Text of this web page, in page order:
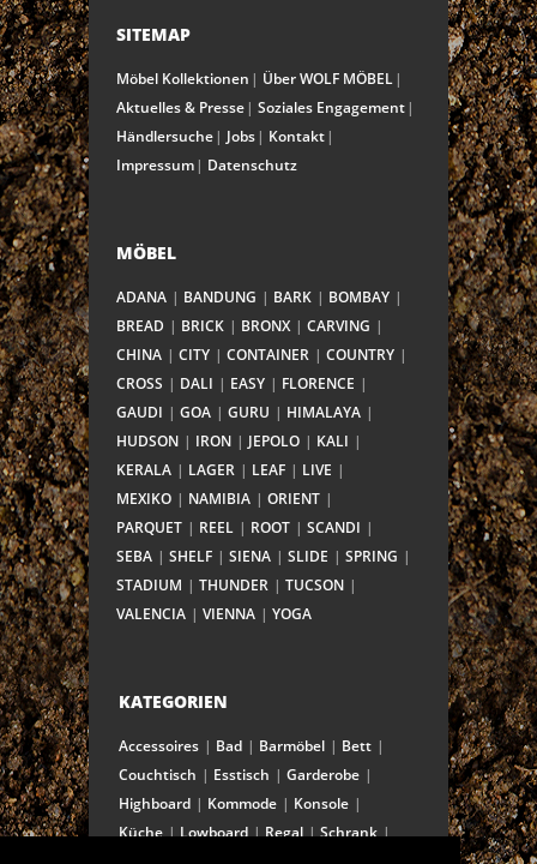
SITEMAP
Möbel Kollektionen
Über WOLF MÖBEL
Aktuelles & Presse
Soziales Engagement
Händlersuche
Jobs
Kontakt
Impressum
Datenschutz
MÖBEL
ADANA BANDUNG BARK
BOMBAY
BREAD
BRICK BRONX
CARVING
CHINA
CITY CONTAINER
COUNTRY
CROSS
DALI EASY
FLORENCE
GAUDI
GOA GURU
HIMALAYA
HUDSON
IRON JEPOLO
KALI
KERALA
LAGER LEAF
LIVE
MEXIKO
NAMIBIA
ORIENT
PARQUET
REEL ROOT
SCANDI
SEBA
SHELF SIENA SLIDE
SPRING
STADIUM
THUNDER
TUCSON
VALENCIA
VIENNA YOGA
KATEGORIEN
Accessoires Bad Barmöbel
Bett
Couchtisch
Esstisch
Garderobe
Highboard
Kommode
Konsole
Küche
Lowboard Regal
Schrank